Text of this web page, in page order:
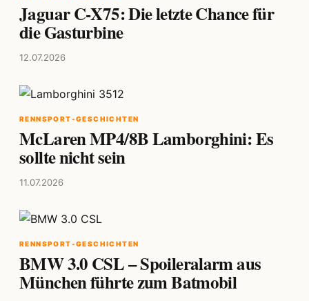
Jaguar C-X75: Die letzte Chance für
die Gasturbine
12.07.2026
RENNSPORT-GESCHICHTEN
McLaren MP4/8B Lamborghini: Es
sollte nicht sein
11.07.2026
RENNSPORT-GESCHICHTEN
BMW 3.0 CSL – Spoileralarm aus
München führte zum Batmobil